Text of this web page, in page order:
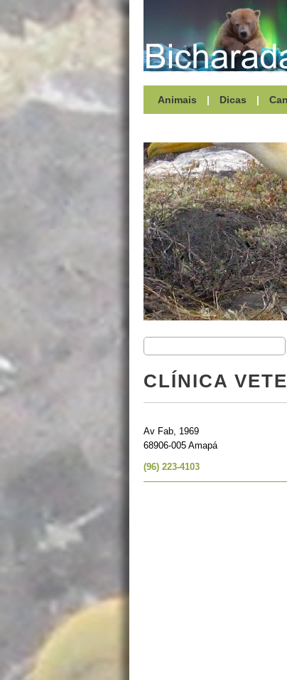
Animais | Dicas |
CLÍNICA
Av Fab, 1969
68906-005 Amapá
(96) 223-4103